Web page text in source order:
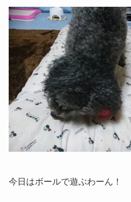
今日はボールで遊ぶわーん！